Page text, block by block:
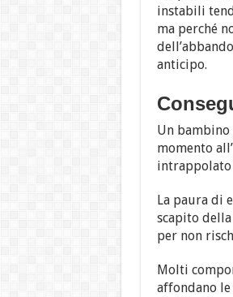
instabili
ma perché
anticipo.
Un bambino
momento
intrappolato
La paura di
scapito
per non
Molti
affondano